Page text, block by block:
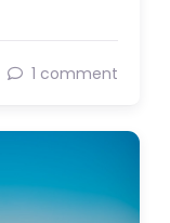
1 comment